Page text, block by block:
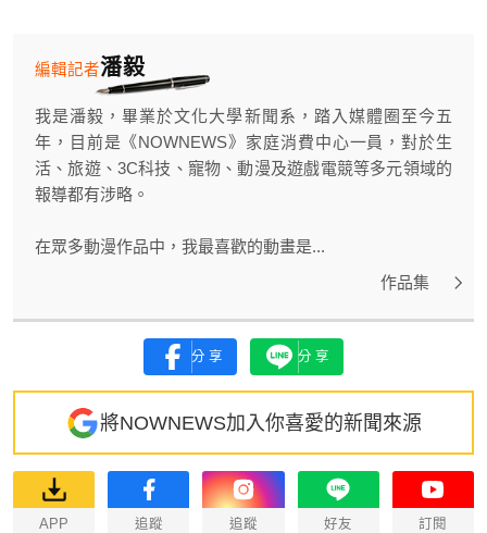
潘毅
編輯記者
我是潘毅，畢業於文化大學新聞系，踏入媒體圈至今五
年，目前是《NOWNEWS》家庭消費中心一員，對於生
活、旅遊、3C科技、寵物、動漫及遊戲電競等多元領域的
報導都有涉略。
在眾多動漫作品中，我最喜歡的動畫是...
作品集
分享 分享
將NOWNEWS加入你喜愛的新聞來源
APP 追蹤 追蹤 好友 訂閱